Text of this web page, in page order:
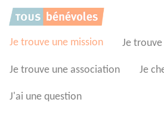
Je trouve une mission Je
Je trouve une association Je
J'ai une question
Panneau de gestion des cookies